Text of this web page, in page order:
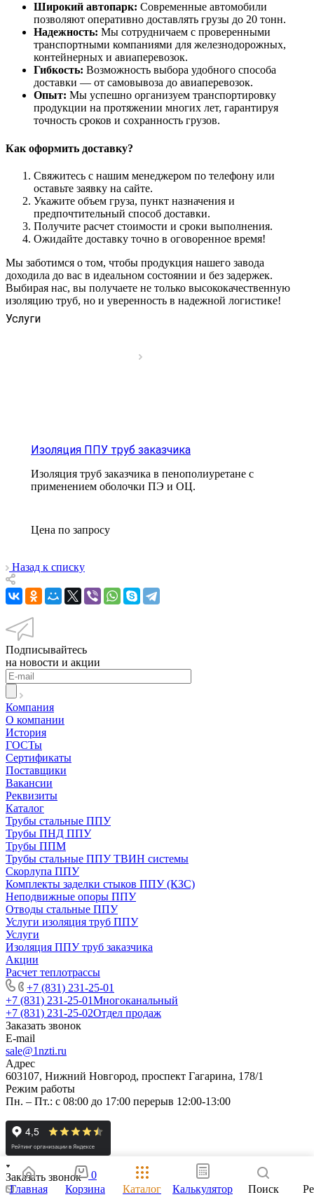
Широкий автопарк: Современные автомобили
позволяют оперативно доставлять грузы до 20 тонн.
Надежность: Мы сотрудничаем с проверенными
транспортными компаниями для железнодорожных,
контейнерных и авиаперевозок.
Гибкость: Возможность выбора удобного способа
доставки — от самовывоза до авиаперевозок.
Опыт: Мы успешно организуем транспортировку
продукции на протяжении многих лет, гарантируя
точность сроков и сохранность грузов.
Как оформить доставку?
Свяжитесь с нашим менеджером по телефону или
оставьте заявку на сайте.
Укажите объем груза, пункт назначения и
предпочтительный способ доставки.
Получите расчет стоимости и сроки выполнения.
Ожидайте доставку точно в оговоренное время!
Мы заботимся о том, чтобы продукция нашего завода
доходила до вас в идеальном состоянии и без задержек.
Выбирая нас, вы получаете не только высококачественную
изоляцию труб, но и уверенность в надежной логистике!
Услуги
Изоляция ППУ труб заказчика
Изоляция труб заказчика в пенополиуретане с
применением оболочки ПЭ и ОЦ.
Цена по запросу
Назад к списку
Подписывайтесь
на новости и акции
Компания
О компании
История
ГОСТы
Сертификаты
Поставщики
Вакансии
Реквизиты
Каталог
Трубы стальные ППУ
Трубы ПНД ППУ
Трубы ППМ
Трубы стальные ППУ ТВИН системы
Скорлупа ППУ
Комплекты заделки стыков ППУ (КЗС)
Неподвижные опоры ППУ
Отводы стальные ППУ
Услуги изоляция труб ППУ
Услуги
Изоляция ППУ труб заказчика
Акции
Расчет теплотрассы
+7 (831) 231-25-01
+7 (831) 231-25-01Многоканальный
+7 (831) 231-25-02Отдел продаж
Заказать звонок
E-mail
sale@1nzti.ru
Адрес
603107, Нижний Новгород, проспект Гагарина, 178/1
Режим работы
Пн. – Пт.: с 08:00 до 17:00 перерыв 12:00-13:00
Заказать звонок
Главная
0
Корзина
Каталог Калькулятор Поиск